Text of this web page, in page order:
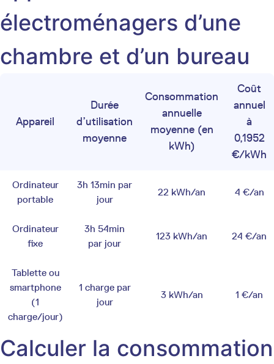
électroménagers d’une
chambre et d’un bureau
Appareil
Durée
d’utilisation
moyenne
Consommation
annuelle
moyenne (en
kWh)
Coût
annuel
à
0,1952
€/kWh
Ordinateur
portable
3h 13min par
jour
22 kWh/an 4 €/an
Ordinateur
fixe
3h 54min
par jour
123 kWh/an 24 €/an
Tablette ou
smartphone
(1
charge/jour)
1 charge par
jour
3 kWh/an 1 €/an
Calculer la consommation